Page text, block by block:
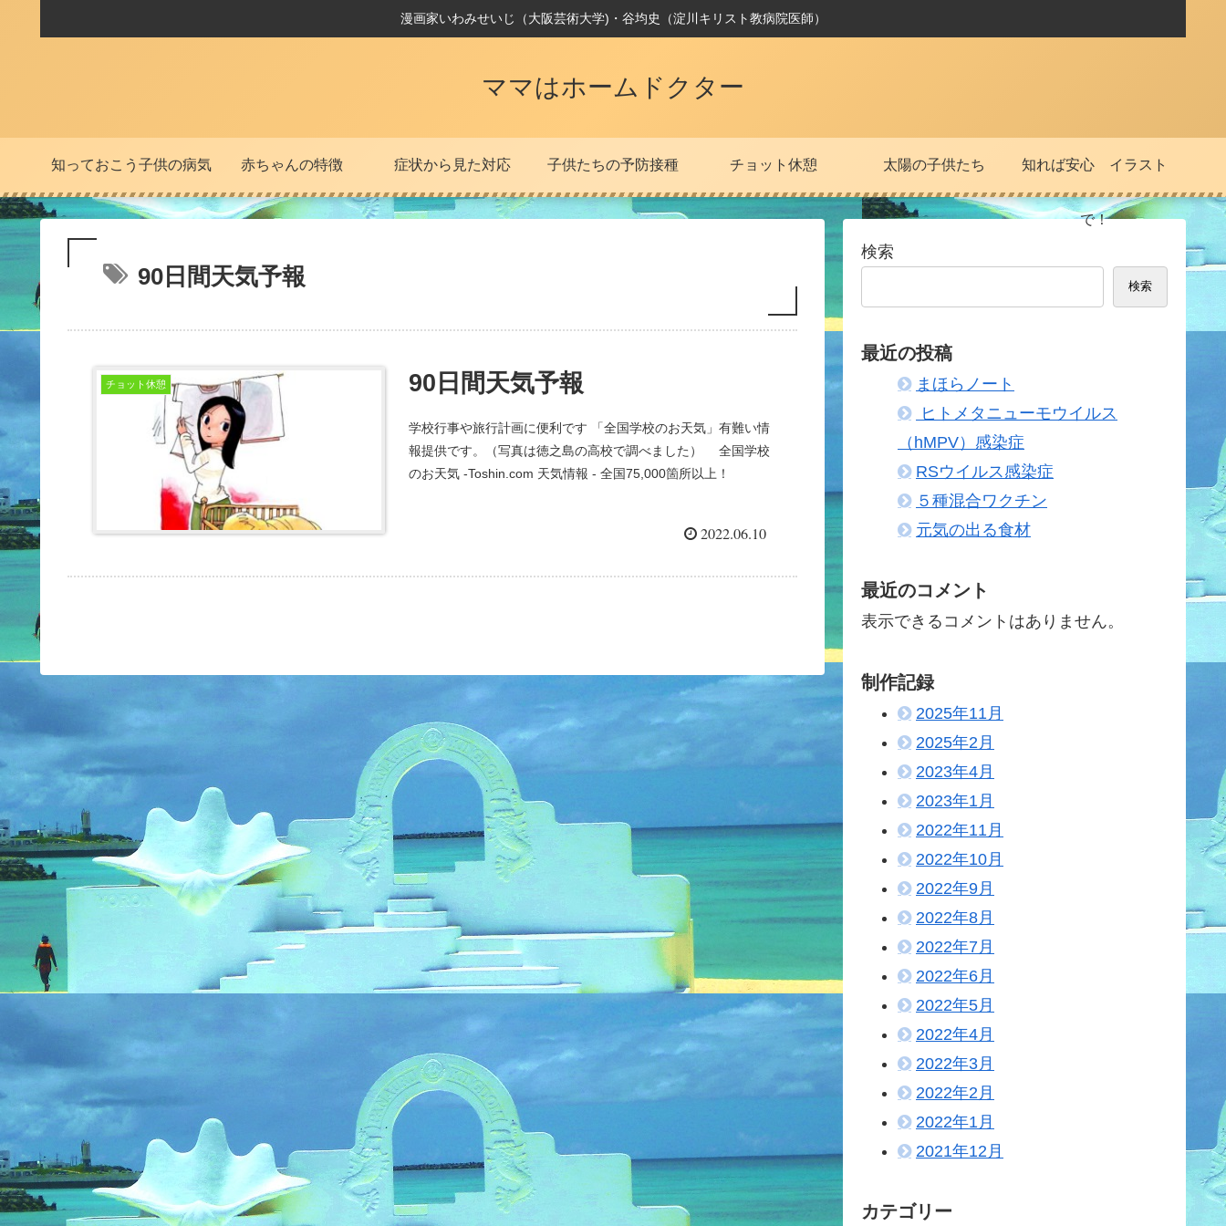
漫画家いわみせいじ（大阪芸術大学)・谷均史（淀川キリスト教病院医師）
ママはホームドクター
知っておこう子供の病気 赤ちゃんの特徴 症状から見た対応 子供たちの予防接種 チョット休憩 太陽の子供たち 知れば安心 イラスト
で！
90日間天気予報
チョット休憩 90日間天気予報
学校行事や旅行計画に便利です 「全国学校のお天気」有難い情
報提供です。（写真は徳之島の高校で調べました） 全国学校
のお天気 -Toshin.com 天気情報 - 全国75,000箇所以上！
2022.06.10
検索
検索
最近の投稿
まほらノート
ヒトメタニューモウイルス
（hMPV）感染症
RSウイルス感染症
５種混合ワクチン
元気の出る食材
最近のコメント
表示できるコメントはありません。
制作記録
2025年11月
2025年2月
2023年4月
2023年1月
2022年11月
2022年10月
2022年9月
2022年8月
2022年7月
2022年6月
2022年5月
2022年4月
2022年3月
2022年2月
2022年1月
2021年12月
カテゴリー